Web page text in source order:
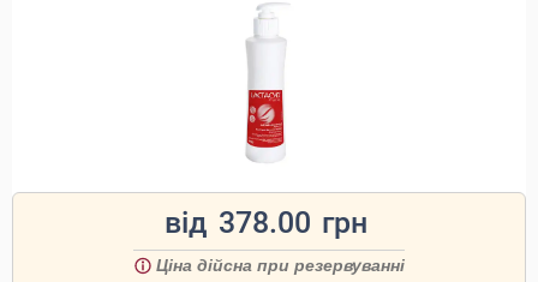
від 378.00 грн
Ціна дійсна при резервуванні